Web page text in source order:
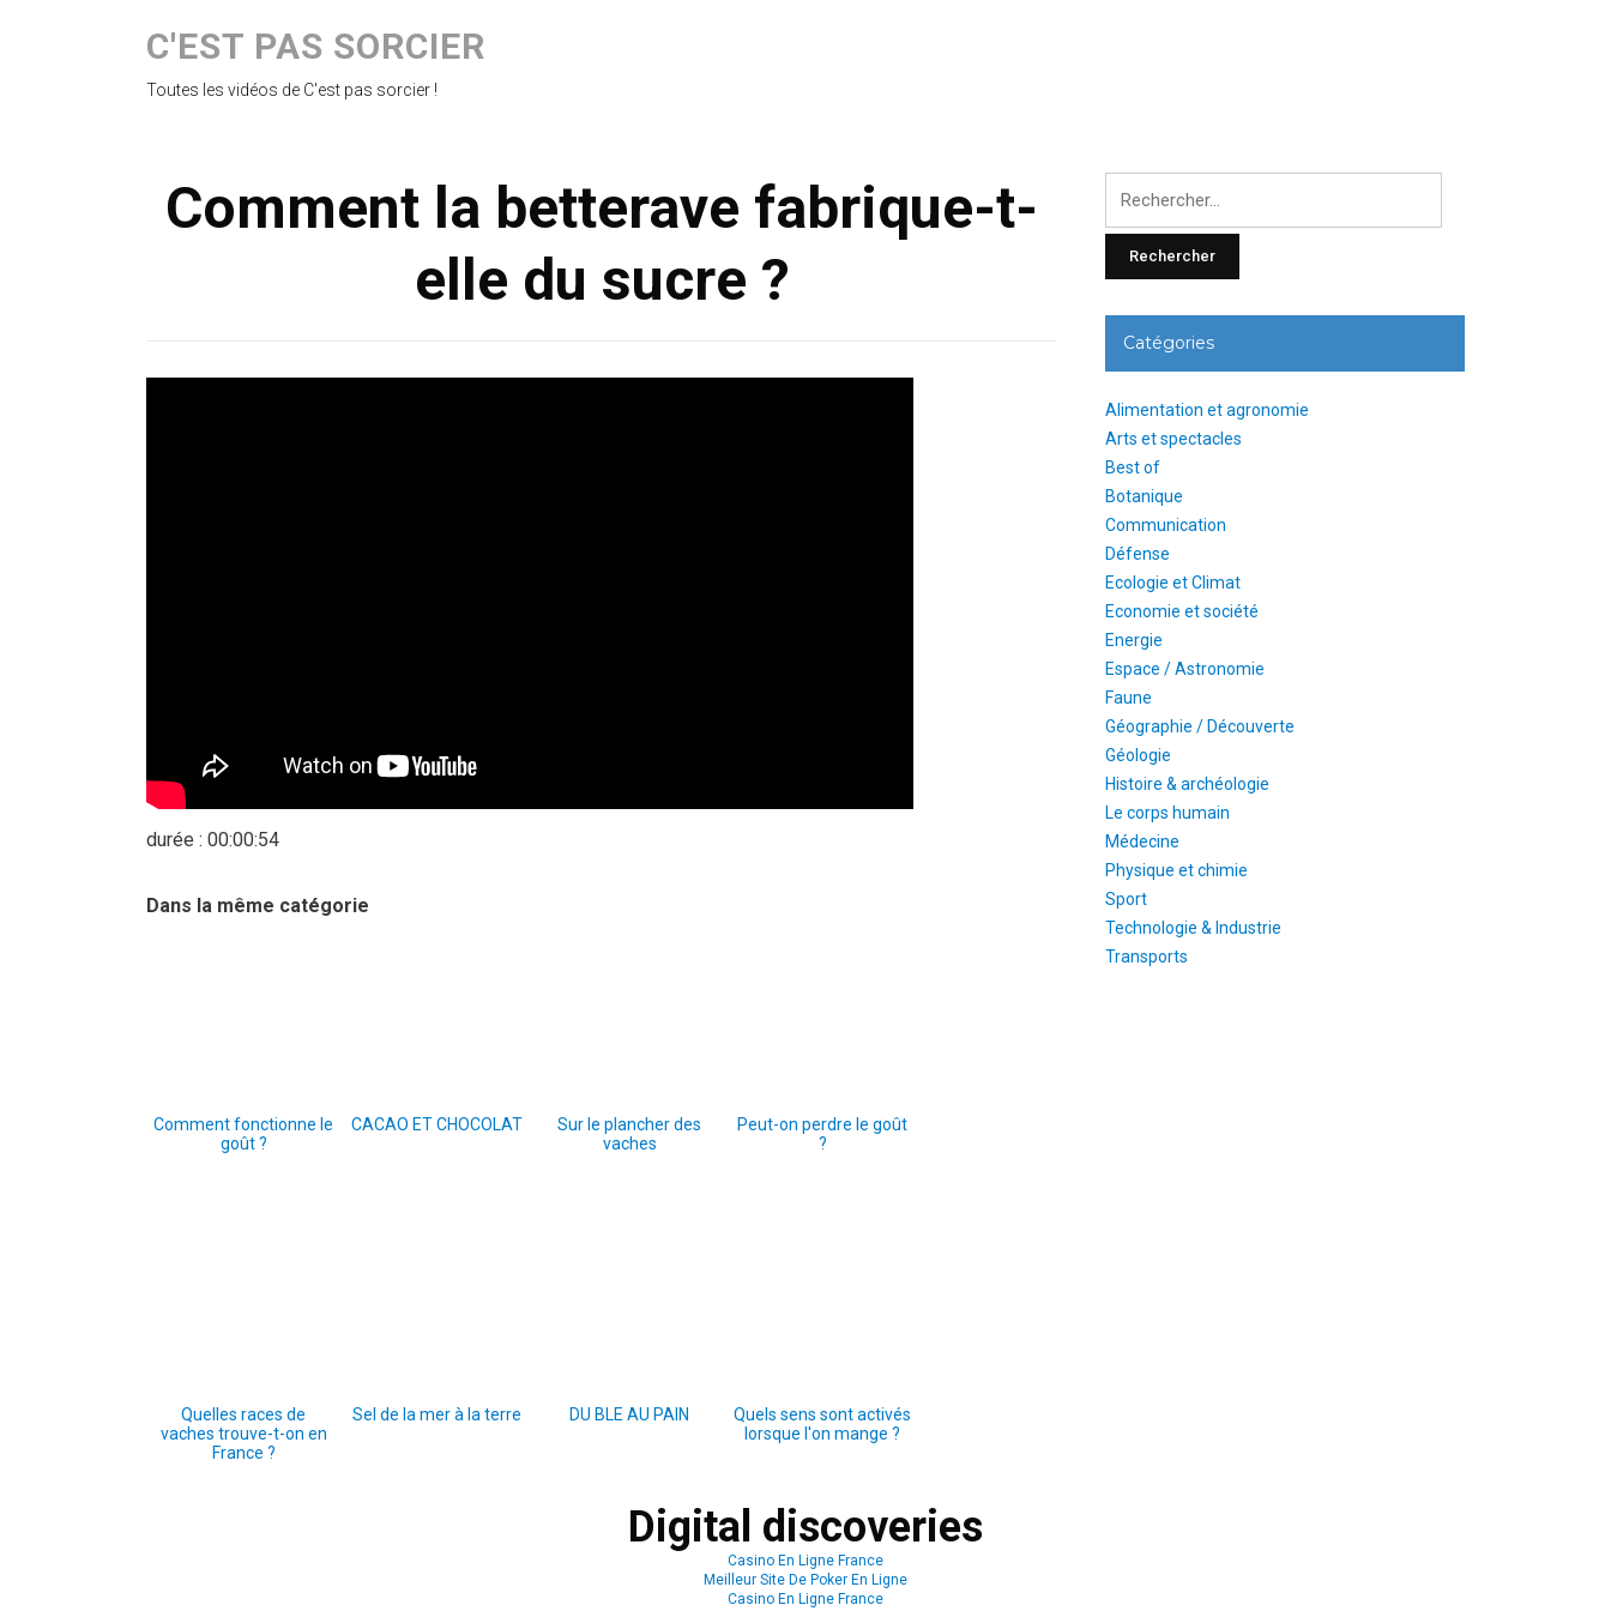
C'EST PAS SORCIER
Toutes les vidéos de C'est pas sorcier !
Comment la betterave fabrique-t-
elle du sucre ?
durée : 00:00:54
Dans la même catégorie
Comment fonctionne le
goût ?
CACAO ET CHOCOLAT
Sur le plancher des
vaches
Peut-on perdre le goût
?
Quelles races de
vaches trouve-t-on en
France ?
Sel de la mer à la terre DU BLE AU PAIN
Quels sens sont activés
lorsque l'on mange ?
Catégories
Alimentation et agronomie
Arts et spectacles
Best of
Botanique
Communication
Défense
Ecologie et Climat
Economie et société
Energie
Espace / Astronomie
Faune
Géographie / Découverte
Géologie
Histoire & archéologie
Le corps humain
Médecine
Physique et chimie
Sport
Technologie & Industrie
Transports
Digital discoveries
Casino En Ligne France
Meilleur Site De Poker En Ligne
Casino En Ligne France